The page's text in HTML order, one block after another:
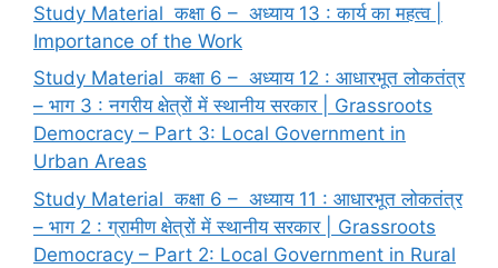
Study Material कक्षा 6 – अध्याय 13 : कार्य का महत्व |
Importance of the Work
Study Material कक्षा 6 – अध्याय 12 : आधारभूत लोकतंत्र
– भाग 3 : नगरीय क्षेत्रों में स्थानीय सरकार | Grassroots
Democracy – Part 3: Local Government in
Urban Areas
Study Material कक्षा 6 – अध्याय 11 : आधारभूत लोकतंत्र
– भाग 2 : ग्रामीण क्षेत्रों में स्थानीय सरकार | Grassroots
Democracy – Part 2: Local Government in Rural